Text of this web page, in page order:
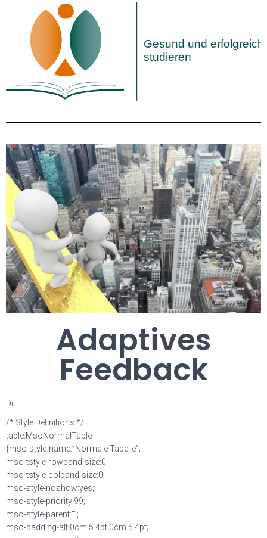
Adaptives
Feedback
Du
/* Style Definitions */
table.MsoNormalTable
{mso-style-name:”Normale Tabelle”;
mso-tstyle-rowband-size:0;
mso-tstyle-colband-size:0;
mso-style-noshow:yes;
mso-style-priority:99;
mso-style-parent:””;
mso-padding-alt:0cm 5.4pt 0cm 5.4pt;